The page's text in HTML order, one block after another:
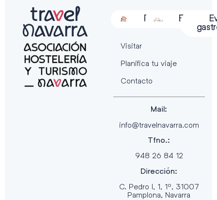
Alojamiento
Restauración
Actividades
Visitar
Planifica tu viaje
Contacto
Mail:
info@travelnavarra.com
Tfno.:
948 26 84 12
Dirección:
C. Pedro I, 1, 1º, 31007
Pamplona, Navarra